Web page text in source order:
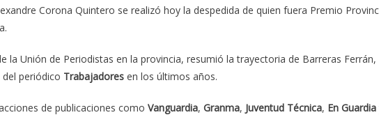
Corona Quintero se realizó hoy la despedida de quien fuera Premio
la Unión de Periodistas en la provincia, resumió la trayectoria de Barreras Ferrán,
periódico Trabajadores en los últimos años.
de publicaciones como Vanguardia, Granma, Juventud Técnica, En Guardia